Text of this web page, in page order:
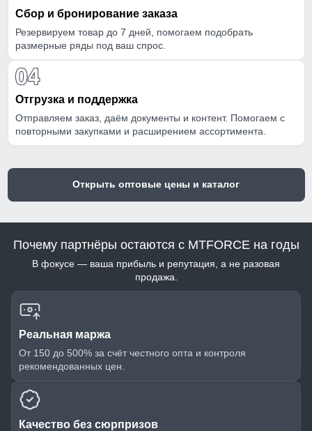
Сбор и бронирование заказа
Резервируем товар до 7 дней, помогаем подобрать
размерные ряды под ваш спрос.
Отгрузка и поддержка
Отправляем заказ, даём документы и контент. Помогаем с
повторными закупками и расширением ассортимента.
Открыть оптовые цены и каталог
Почему партнёры остаются с MTFORCE на годы
В фокусе — ваша прибыль и репутация, а не разовая
продажа.
Реальная маржа
От 150 до 500% за счёт честного опта и контроля
рекомендованных цен.
Качество без сюрпризов